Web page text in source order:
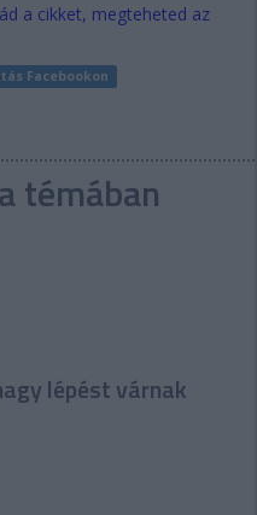
a cikket, megteheted az
Facebookon
témában
lépést várnak